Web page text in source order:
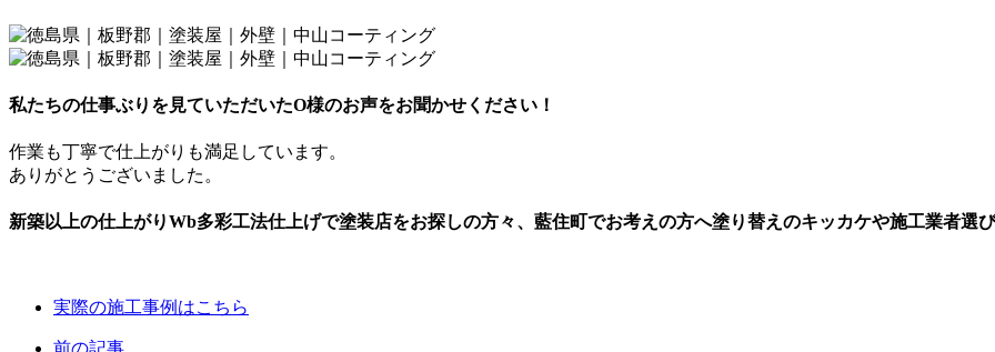
私たちの仕事ぶりを見ていただいたO様のお声をお聞かせください！
作業も丁寧で仕上がりも満足しています。
ありがとうございました。
新築以上の仕上がりWb多彩工法仕上げで塗装店をお探しの方々、藍住町でお考えの方へ塗り替えのキッカケや施工業者選
実際の施工事例はこちら
前の記事